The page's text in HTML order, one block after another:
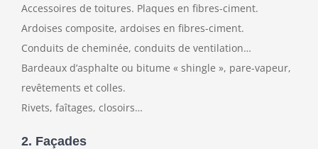
Accessoires de toitures. Plaques en fibres-ciment.
Ardoises composite, ardoises en fibres-ciment.
Conduits de cheminée, conduits de ventilation…
Bardeaux d’asphalte ou bitume « shingle », pare-vapeur,
revêtements et colles.
Rivets, faîtages, closoirs…
2. Façades